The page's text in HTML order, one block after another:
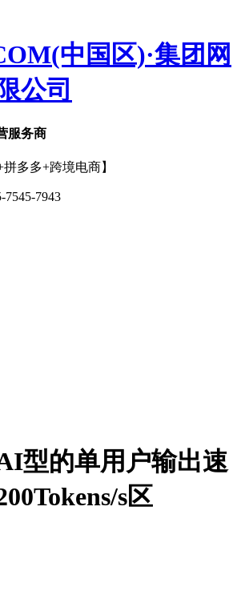
服务商
多多+跨境电商】
7545-7943
型的单用户输出速
s区